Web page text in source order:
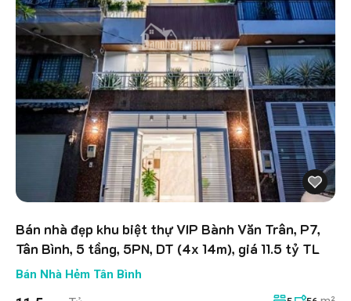
Bán nhà đẹp khu biệt thự VIP Bành Văn Trân, P7,
Tân Bình, 5 tầng, 5PN, DT (4x 14m), giá 11.5 tỷ TL
Bán Nhà Hẻm Tân Bình